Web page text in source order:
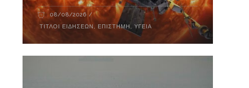
08/08/2026
ΤΊΤΛΟΙ ΕΙΔΉΣΕΩΝ , ΕΠΙΣΤΉΜΗ,ΥΓΕΊΑ